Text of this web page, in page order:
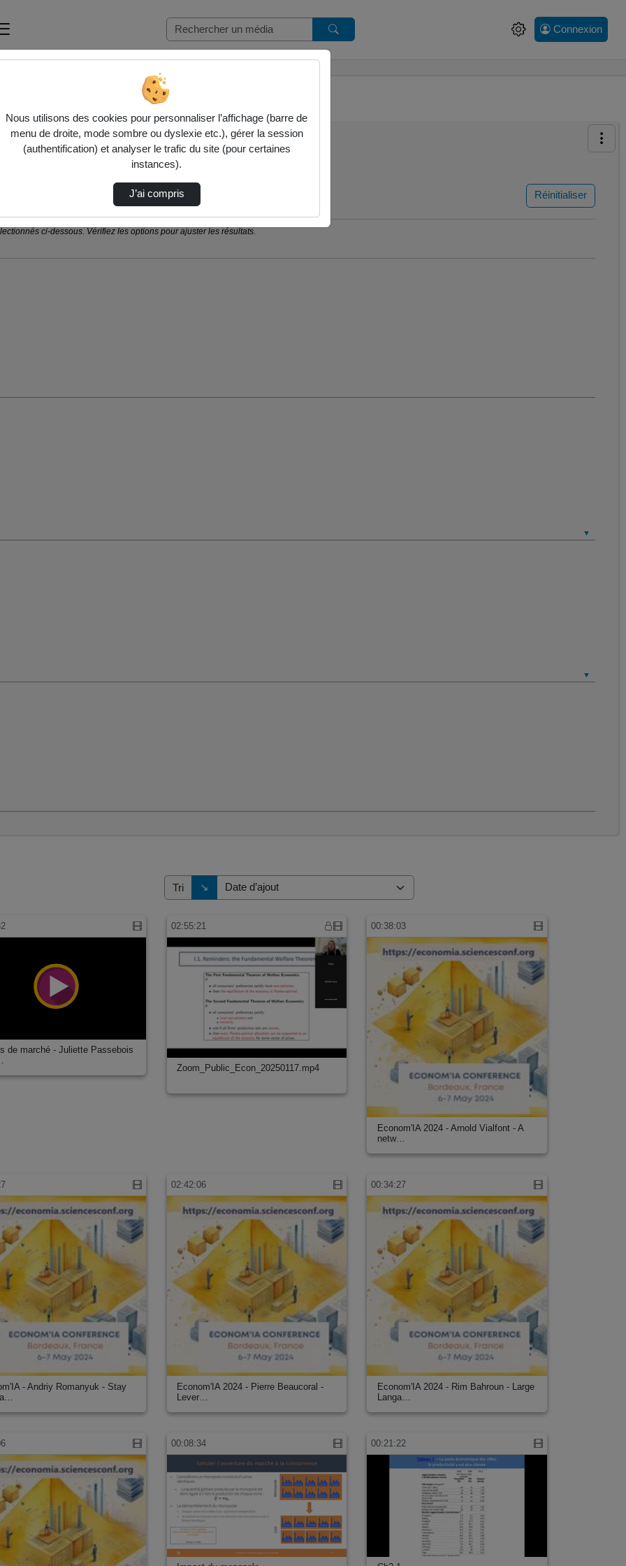
Connexion
Réinitialiser
ci-dessous. Vérifiez les options pour ajuster les résultats.
Tri ↘
Direction de tri
de marché - Juliette Passebois
02:55:21
Zoom_Public_Econ_20250117.mp4
00:38:03
Econom'IA 2024 - Arnold Vialfont - A
netw…
- Andriy Romanyuk - Stay
02:42:06
Econom'IA 2024 - Pierre Beaucoral -
Lever…
00:34:27
Econom'IA 2024 - Rim Bahroun - Large
Langa…
00:08:34 00:21:22
Nous utilisons des cookies pour personnaliser l’affichage (barre de
menu de droite, mode sombre ou dyslexie etc.), gérer la session
(authentification) et analyser le trafic du site (pour certaines
instances).
J’ai compris